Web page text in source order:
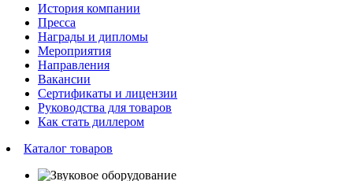
История компании
Пресса
Награды и дипломы
Мероприятия
Направления
Вакансии
Сертификаты и лицензии
Руководства для товаров
Как стать диллером
Каталог товаров